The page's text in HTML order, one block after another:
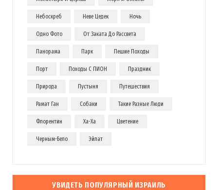
Небоскреб Неве Цедек Ночь
Одно Фото От Заката До Рассвета
Панорама Парк Пешие Походы
Порт Походы С ПИОН Праздник
Природа Пустыня Путешествия
Рамат Ган Собаки Такие Разные Люди
Флорентин Ха-Ха Цветение
Черным-Бело Эйлат
УВИДЕТЬ ПОПУЛЯРНЫЙ ИЗРАИЛЬ